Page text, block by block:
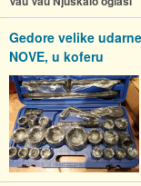
Gedore velike
NOVE, u koferu